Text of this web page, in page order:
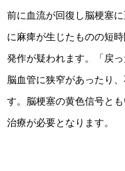
前に血流が回復し脳梗塞
に麻痺が生じたものの短
発作が疑われます。「戻
脳血管に狭窄があったり
す。脳梗塞の黄色信号と
治療が必要となります。